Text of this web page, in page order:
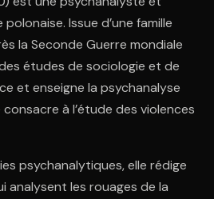
Issue d’une famille
la Seconde Guerre mondiale
études de sociologie et de
et enseigne la psychanalyse
consacre à l’étude des violences
psychanalytiques, elle rédige
analysent les rouages de la